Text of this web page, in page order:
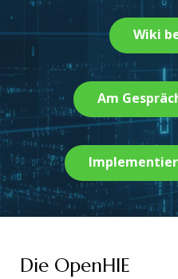
Wiki
Am
Die OpenHIE